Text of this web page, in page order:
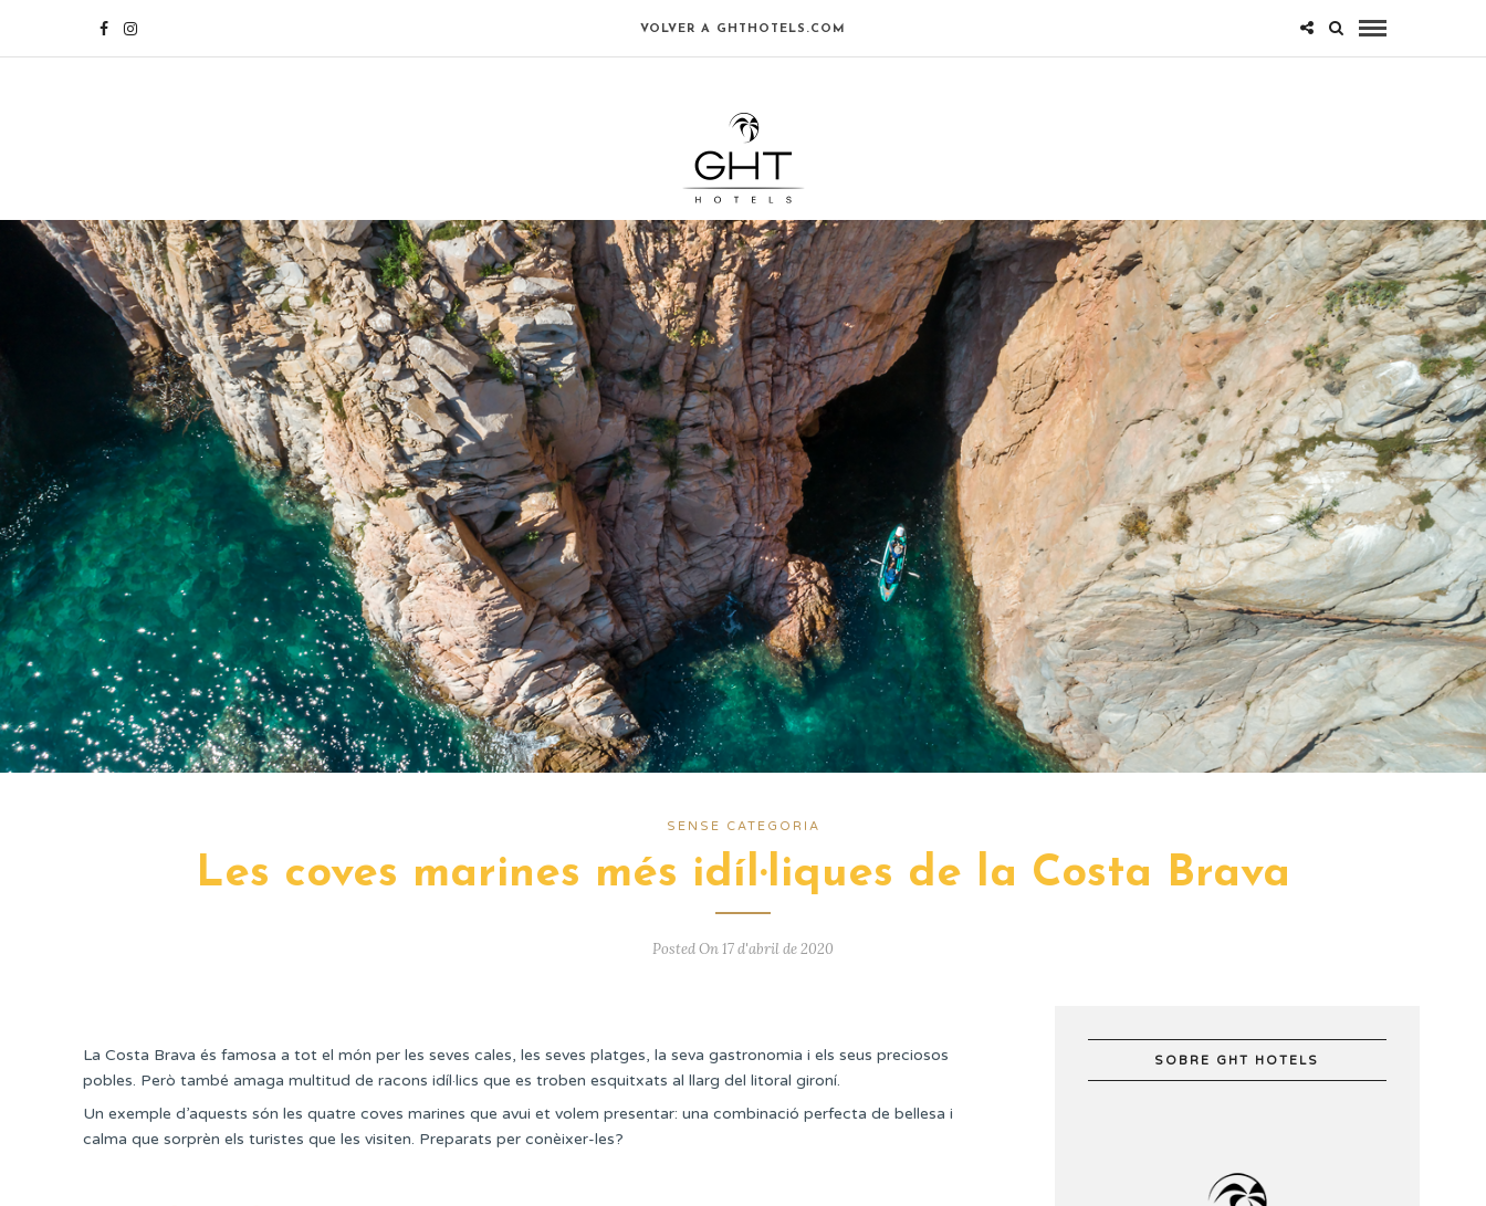
VOLVER A GHTHOTELS.COM
SENSE CATEGORIA
Les coves marines més idíl·liques de la Costa Brava
Posted On 17 d'abril de 2020
La Costa Brava és famosa a tot el món per les seves cales, les seves platges, la seva gastronomia i els seus preciosos
pobles. Però també amaga multitud de racons idíl·lics que es troben esquitxats al llarg del litoral gironí.
Un exemple d’aquests són les quatre coves marines que avui et volem presentar: una combinació perfecta de bellesa i
calma que sorprèn els turistes que les visiten. Preparats per conèixer-les?
SOBRE GHT HOTELS